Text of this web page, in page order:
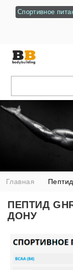
Спортивное
Главная
ПЕПТИД
ДОНУ